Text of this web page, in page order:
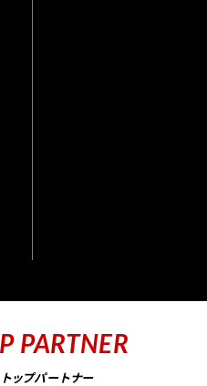
PARTNER
トップパートナー